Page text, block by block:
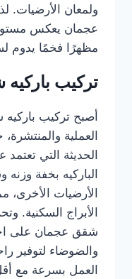
ولمعان الأرضيات.
عجمان يعكس مستوى
مظهرًا فخمًا يدوم
تركيب
أصبح تركيب
العملية
الحديثة التي
الباركيه بخفة وزنه
الأرضيات الأخرى،
الأبراج السكنية.
شقق عجمان على
والضوضاء لتوفير
العمل بسرعة مع